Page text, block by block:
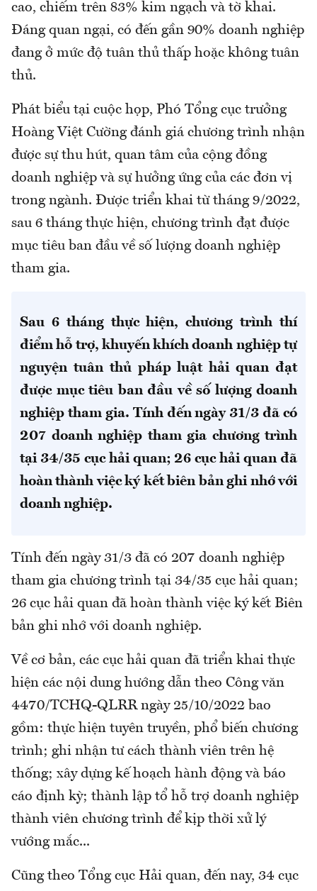
cao, chiếm trên 83% kim ngạch và tờ khai.
Đáng quan ngại, có đến gần 90% doanh nghiệp
đang ở mức độ tuân thủ thấp hoặc không tuân
thủ.
Phát biểu tại cuộc họp, Phó Tổng cục trưởng
Hoàng Việt Cường đánh giá chương trình nhận
được sự thu hút, quan tâm của cộng đồng
doanh nghiệp và sự hưởng ứng của các đơn vị
trong ngành. Được triển khai từ tháng 9/2022,
sau 6 tháng thực hiện, chương trình đạt được
mục tiêu ban đầu về số lượng doanh nghiệp
tham gia.
Sau 6 tháng thực hiện, chương trình thí
điểm hỗ trợ, khuyến khích doanh nghiệp tự
nguyện tuân thủ pháp luật hải quan đạt
được mục tiêu ban đầu về số lượng doanh
nghiệp tham gia. Tính đến ngày 31/3 đã có
207 doanh nghiệp tham gia chương trình
tại 34/35 cục hải quan; 26 cục hải quan đã
hoàn thành việc ký kết biên bản ghi nhớ với
doanh nghiệp.
Tính đến ngày 31/3 đã có 207 doanh nghiệp
tham gia chương trình tại 34/35 cục hải quan;
26 cục hải quan đã hoàn thành việc ký kết Biên
bản ghi nhớ với doanh nghiệp.
Về cơ bản, các cục hải quan đã triển khai thực
hiện các nội dung hướng dẫn theo Công văn
4470/TCHQ-QLRR ngày 25/10/2022 bao
gồm: thực hiện tuyên truyền, phổ biến chương
trình; ghi nhận tư cách thành viên trên hệ
thống; xây dựng kế hoạch hành động và báo
cáo định kỳ; thành lập tổ hỗ trợ doanh nghiệp
thành viên chương trình để kịp thời xử lý
vướng mắc...
Cũng theo Tổng cục Hải quan, đến nay, 34 cục